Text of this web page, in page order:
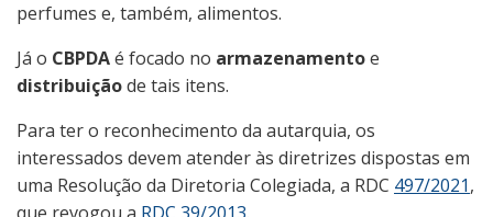
perfumes e, também, alimentos.
Já o CBPDAé focado no armazenamentoe
distribuiçãode tais itens.
Para ter o reconhecimento da autarquia, os
interessados devem atender às diretrizes dispostas em
uma Resolução da Diretoria Colegiada, a RDC 497/2021,